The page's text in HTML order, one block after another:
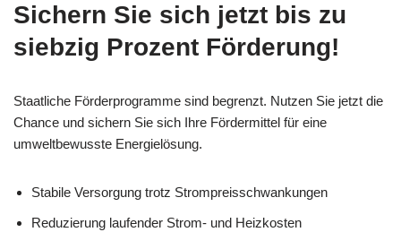
Sichern Sie sich jetzt bis zu
siebzig Prozent Förderung!
Staatliche Förderprogramme sind begrenzt. Nutzen Sie jetzt die
Chance und sichern Sie sich Ihre Fördermittel für eine
umweltbewusste Energielösung.
Stabile Versorgung trotz Strompreisschwankungen
Reduzierung laufender Strom- und Heizkosten